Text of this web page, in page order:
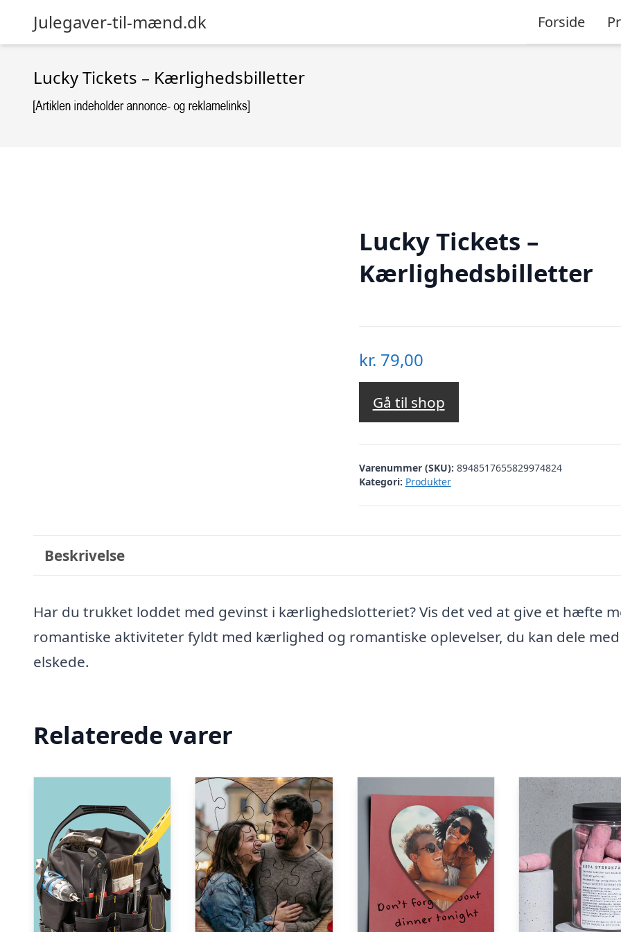
Julegaver-til-mænd.dk Forside
Lucky Tickets – Kærlighedsbilletter
Lucky Tickets –
Kærlighedsbilletter
kr. 79,00
Gå til shop
Varenummer (SKU): 8948517655829974824
Kategori: Produkter
Beskrivelse
Har du trukket loddet med gevinst i kærlighedslotteriet? Vis det ved at give et hæfte
romantiske aktiviteter fyldt med kærlighed og romantiske oplevelser, du kan dele
elskede.
Relaterede varer